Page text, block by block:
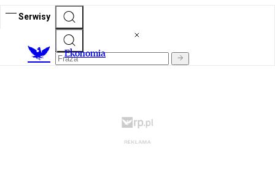
Serwisy
Ekonomia